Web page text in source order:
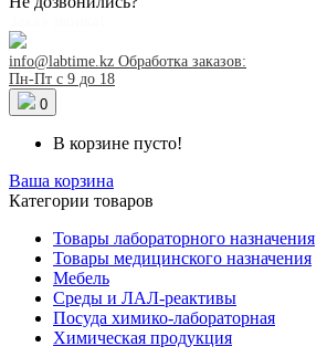
info@labtime.kz Обработка заказов:
Пн-Пт с 9 до 18
0
В корзине пусто!
Ваша корзина
Категории товаров
Товары лабораторного назначения
Товары медицинского назначения
Мебель
Среды и ЛАЛ-реактивы
Посуда химико-лабораторная
Химическая продукция